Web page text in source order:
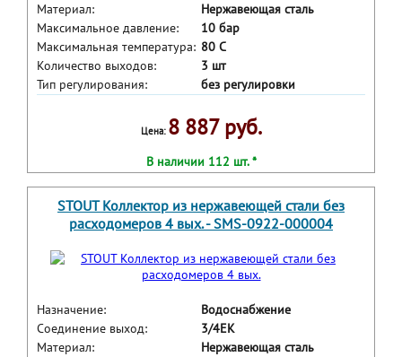
Материал:
Нержавеющая сталь
Максимальное давление:
10 бар
Максимальная температура: 80 С
Количество выходов:
3 шт
Тип регулирования:
без регулировки
Цена: 8 887 руб.
В наличии 112 шт. *
STOUT Коллектор из нержавеющей стали без
расходомеров 4 вых. - SMS-0922-000004
Назначение:
Водоснабжение
Соединение выход:
3/4ЕК
Материал:
Нержавеющая сталь